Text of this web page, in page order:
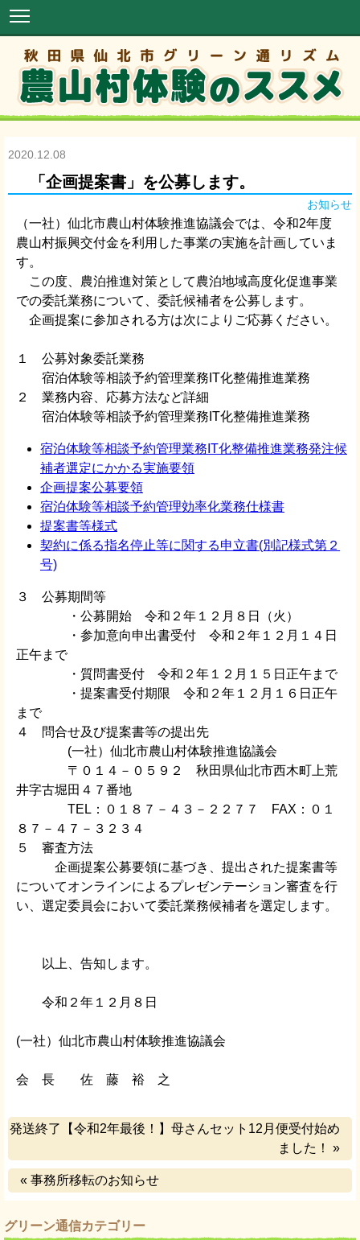
2020.12.08
「企画提案書」を公募します。
お知らせ
（一社）仙北市農山村体験推進協議会では、令和2年度
農山村振興交付金を利用した事業の実施を計画していま
す。
この度、農泊推進対策として農泊地域高度化促進事業
での委託業務について、委託候補者を公募します。
企画提案に参加される方は次によりご応募ください。
１ 公募対象委託業務
宿泊体験等相談予約管理業務IT化整備推進業務
２ 業務内容、応募方法など詳細
宿泊体験等相談予約管理業務IT化整備推進業務
宿泊体験等相談予約管理業務IT化整備推進業務発注候
補者選定にかかる実施要領
企画提案公募要領
宿泊体験等相談予約管理効率化業務仕様書
提案書等様式
契約に係る指名停止等に関する申立書(別記様式第２
号)
３ 公募期間等
・公募開始 令和２年１２月８日（火）
・参加意向申出書受付 令和２年１２月１４日
正午まで
・質問書受付 令和２年１２月１５日正午まで
・提案書受付期限 令和２年１２月１６日正午
まで
４ 問合せ及び提案書等の提出先
(一社）仙北市農山村体験推進協議会
〒０１４－０５９２ 秋田県仙北市西木町上荒
井字古堀田４７番地
TEL：０１８７－４３－２２７７ FAX：０１
８７－４７－３２３４
５ 審査方法
企画提案公募要領に基づき、提出された提案書等
についてオンラインによるプレゼンテーション審査を行
い、選定委員会において委託業務候補者を選定します。
以上、告知します。
令和２年１２月８日
(一社）仙北市農山村体験推進協議会
会 長 佐 藤 裕 之
発送終了【令和2年最後！】母さんセット12月便受付始め
ました！ »
« 事務所移転のお知らせ
グリーン通信カテゴリー